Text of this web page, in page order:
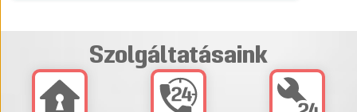
Szolgáltatásaink